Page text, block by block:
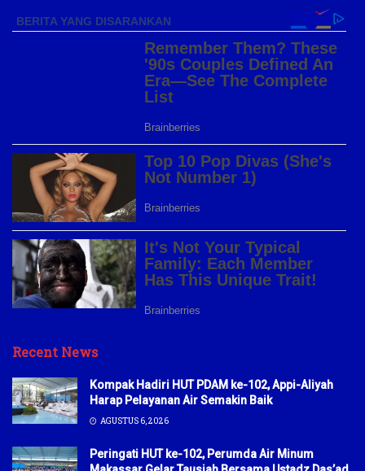
Recent News
Kompak Hadiri HUT PDAM ke-102, Appi-Aliyah
Harap Pelayanan Air Semakin Baik
AGUSTUS 6, 2026
Peringati HUT ke-102, Perumda Air Minum